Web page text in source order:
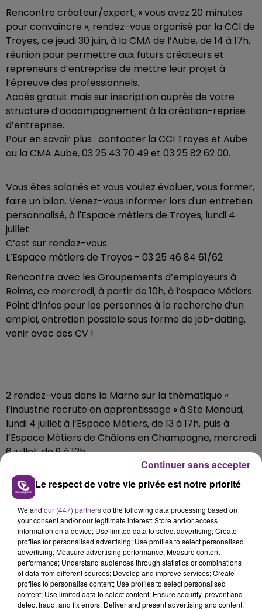
Rencontre créateur/expert, « vous avez 20 minutes
pour convaincre », rendez-vous organisé par la CCI de
Troyes, ce jeudi 30 juin, à la CMA de l’Aube, de 14 à 17h,
réunion pour permettre aux futurs créateurs et
repreneurs d’entreprise de mettre leur projet à
l’épreuve des professionnels.
Accès gratuit mais sur inscription auprès de votre
structure d’accompagnement à la création-reprise
d’entreprise.
Pour en savoir plus : contacter la CCI Troyes et Aube
ou la CMA Aube, 03 25 43 70 49 et 03 25 82 62 00.
Vous êtes salariés et vous voulez évoluer, vous former,
faire un bilan. Venez-vous informer lors d'un entretien
personnalisé, à l'Espace métiers de Troyes, lundi 4
juillet.
C’est sur rendez-vous.
L’Espace métiers de Troyes - 03 25 46 84 61/62
Rencontre avec les Groupements d’employeurs à
Reims, ce mercredi, à partir de 10h, à l’espace Métiers.
Point d’infos pour les personnes à la recherche d’un
emploi, entretien possible sous forme de job-dating,
venir avec des CV !
2 rendez-vous dans la Marne sur la thématique «
l’industrie recrute en apprentissage » à Ste Menoud,
lundi 4 juillet à l’Espace Métiers, de 13 à 17h, puis à
l’Espace Métiers de Châlons en Champagne, mercredi
6 juillet, de 9 à 12h.
Les industries technologiques viennent pour
promouvoir les contrats en apprentissage.
L’agence Pôle Emploi de Vitry le François organise un
forum alternance avec des entreprises locales, notez
le mardi 5 juillet.
Pour s'inscrire : ape.51444@pole-emploi.fr ou
directement à l'accueil de l'agence.
Le respect de votre vie privée est notre priorité
We and our (447) partnersdo the following data processing based on
your consent and/or our legitimate interest: Store and/or access
information on a device; Use limited data to select advertising; Create
profiles for personalised advertising; Use profiles to select personalised
advertising; Measure advertising performance; Measure content
performance; Understand audiences through statistics or combinations
of data from different sources; Develop and improve services; Create
profiles to personalise content; Use profiles to select personalised
content; Use limited data to select content; Ensure security, prevent and
detect fraud, and fix errors; Deliver and present advertising and content;
Continuer sans accepter